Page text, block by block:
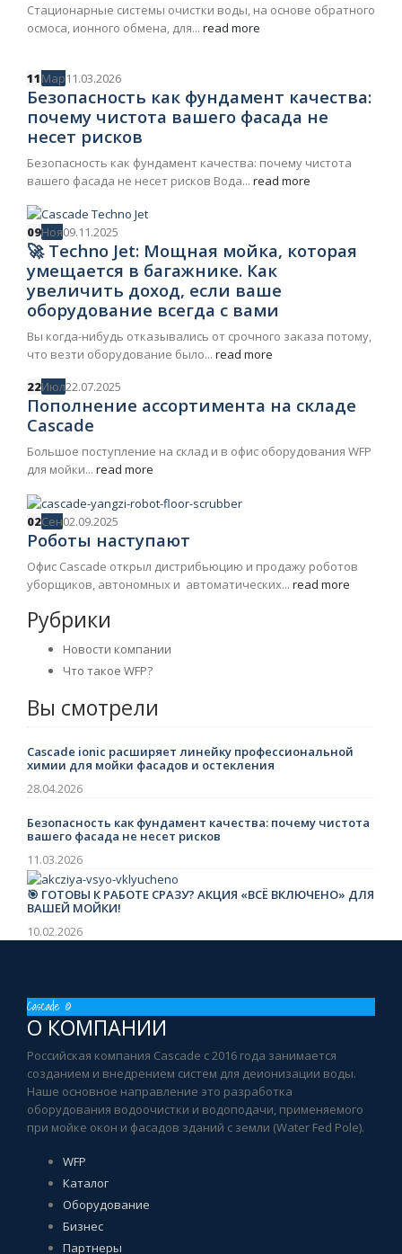
Стационарные системы очистки воды, на основе обратного
осмоса, ионного обмена, для... read more
11Мар11.03.2026
Безопасность как фундамент качества:
почему чистота вашего фасада не
несет рисков
Безопасность как фундамент качества: почему чистота
вашего фасада не несет рисков Вода... read more
09Ноя09.11.2025
🚀 Techno Jet: Мощная мойка, которая
умещается в багажнике. Как
увеличить доход, если ваше
оборудование всегда с вами
Вы когда-нибудь отказывались от срочного заказа потому,
что везти оборудование было... read more
22Июл22.07.2025
Пополнение ассортимента на складе
Cascade
Большое поступление на склад и в офис оборудования WFP
для мойки... read more
02Сен02.09.2025
Роботы наступают
Офис Cascade открыл дистрибьюцию и продажу роботов
уборщиков, автономных и автоматических... read more
Рубрики
Новости компании
Что такое WFP?
Вы смотрели
Cascade ionic расширяет линейку профессиональной
химии для мойки фасадов и остекления
28.04.2026
Безопасность как фундамент качества: почему чистота
вашего фасада не несет рисков
11.03.2026
🎯 ГОТОВЫ К РАБОТЕ СРАЗУ? АКЦИЯ «ВСЁ ВКЛЮЧЕНО» ДЛЯ
ВАШЕЙ МОЙКИ!
10.02.2026
Cascade ©
О КОМПАНИИ
Российская компания Cascade с 2016 года занимается
созданием и внедрением систем для деионизации воды.
Наше основное направление это разработка
оборудования водоочистки и водоподачи, применяемого
при мойке окон и фасадов зданий с земли (Water Fed Pole).
WFP
Каталог
Оборудование
Бизнес
Партнеры